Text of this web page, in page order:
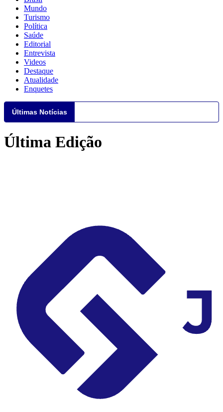
Mundo
Turismo
Política
Saúde
Editorial
Entrevista
Videos
Destaque
Atualidade
Enquetes
Últimas Notícias
Última Edição